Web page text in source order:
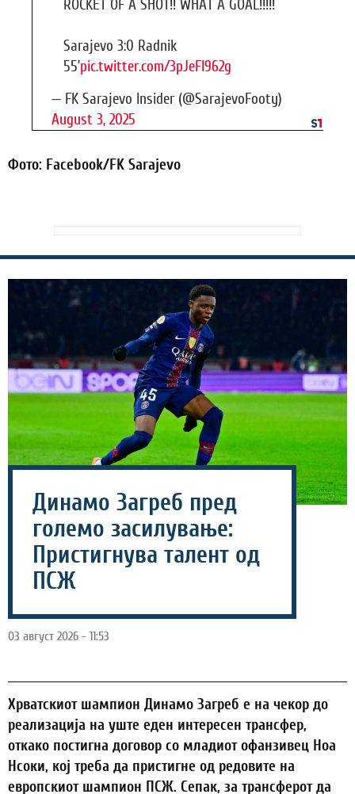
ROCKET OF A SHOT!! WHAT A GOAL!!!!!
Sarajevo 3:0 Radnik
55’pic.twitter.com/3pJeFl962g
— FK Sarajevo Insider (@SarajevoFooty)
August 3, 2025
Фото: Facebook/FK Sarajevo
Динамо Загреб пред
големо засилување:
Пристигнува талент од
ПСЖ
03 август 2026 - 11:53
Хрватскиот шампион Динамо Загреб е на чекор до
реализација на уште еден интересен трансфер,
откако постигна договор со младиот офанзивец Ноа
Нсоки, кој треба да пристигне од редовите на
европскиот шампион ПСЖ. Сепак, за трансферот да